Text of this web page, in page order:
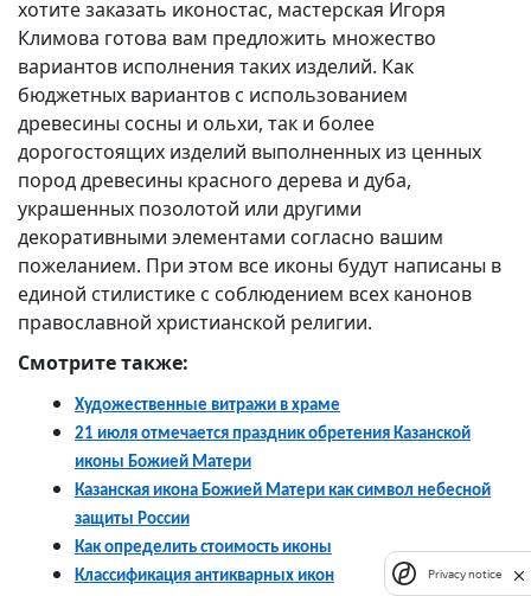
хотите заказать иконостас, мастерская Игоря
Климова готова вам предложить множество
вариантов исполнения таких изделий. Как
бюджетных вариантов с использованием
древесины сосны и ольхи, так и более
дорогостоящих изделий выполненных из ценных
пород древесины красного дерева и дуба,
украшенных позолотой или другими
декоративными элементами согласно вашим
пожеланием. При этом все иконы будут написаны в
единой стилистике с соблюдением всех канонов
православной христианской религии.
Смотрите также:
Художественные витражи в храме
21 июля отмечается праздник обретения Казанской
иконы Божией Матери
Казанская икона Божией Матери как символ небесной
защиты России
Как определить стоимость иконы
Классификация антикварных икон
Privacy notice